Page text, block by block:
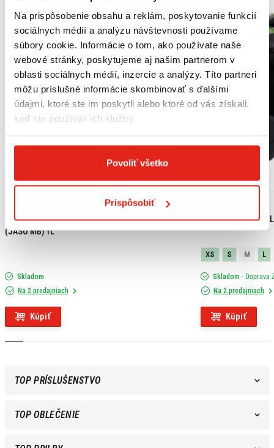
Na prispôsobenie obsahu a reklám, poskytovanie funkcií
sociálnych médií a analýzu návštevnosti používame
súbory cookie. Informácie o tom, ako používate naše
webové stránky, poskytujeme aj našim partnerom v
oblasti sociálnych médií, inzercie a analýzy. Títo partneri
môžu príslušné informácie skombinovať s ďalšími
údajmi, ktoré ste im poskytli alebo ktoré od vás získali,
keď ste používali ich služby.
Povoliť všetko
Prispôsobiť
HONDA ORIGINAL MOTOROVÝ OLEJ 10W-30 MB
(JASO MB) 1L
Skladom
Na 2 predajniach
Kúpiť
SHIRO ENDURO
XS S M L
Skladom - Doprava
Na 2 predajniach
Kúpiť
TOP PRÍSLUŠENSTVO
TOP OBLEČENIE